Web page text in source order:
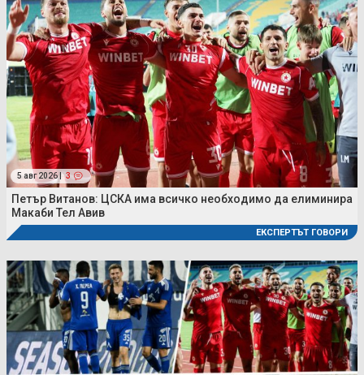
5 авг 2026 | 3
Петър Витанов: ЦСКА има всичко необходимо да елиминира
Макаби Тел Авив
ЕКСПЕРТЪТ ГОВОРИ